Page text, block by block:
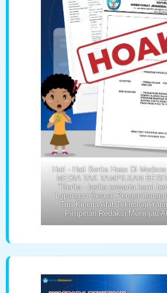
Hati - Hati Berita Hoax Di
MEDIA TAK TAMPILKAN
"Berita - berita pewarta kami
Lapangan Sesuai
Tim Kinerja Alat Teknologi
Pimpinan Redaksi Meninjau